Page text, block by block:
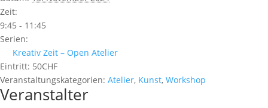
Zeit:
9:45 - 11:45
Serien:
Kreativ Zeit – Open Atelier
Eintritt: 50CHF
Veranstaltungskategorien: Atelier, Kunst, Workshop
Veranstalter